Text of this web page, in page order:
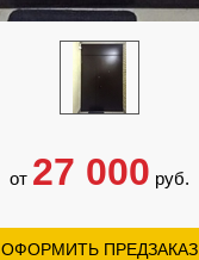
от 27 000 руб.
ОФОРМИТЬ ПРЕДЗАКАЗ